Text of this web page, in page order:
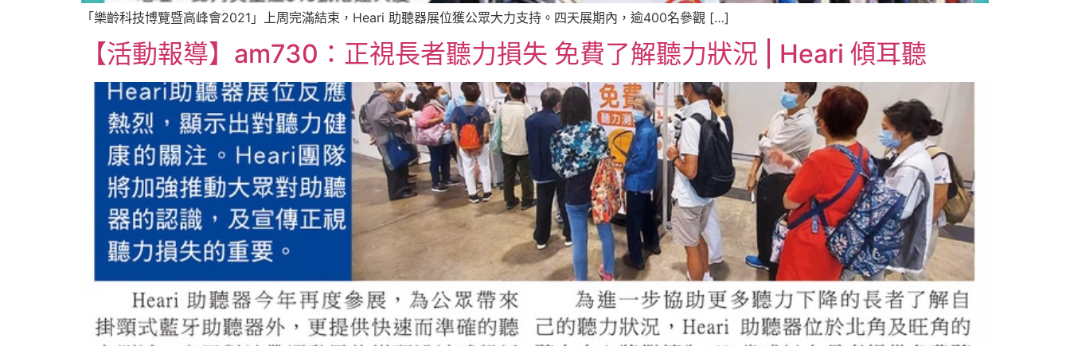
「樂齡科技博覽暨高峰會2021」上周完滿結束，Heari 助聽器展位獲公眾大力支持。四天展期內，逾400名參觀 […]
【活動報導】am730：正視長者聽力損失 免費了解聽力狀況 | Heari 傾耳聽